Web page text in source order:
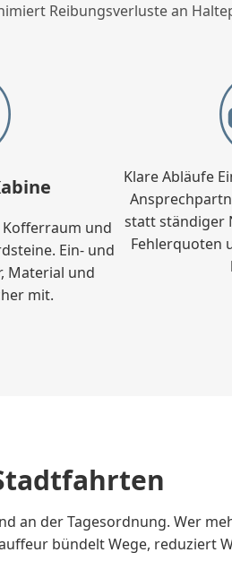
Reibungsverluste an
Kofferraum und
Ein- und
Material und
mit.
Klare Abläufe
statt ständiger
Fehlerquoten
an der Tagesordnung. Wer
bündelt Wege, reduziert